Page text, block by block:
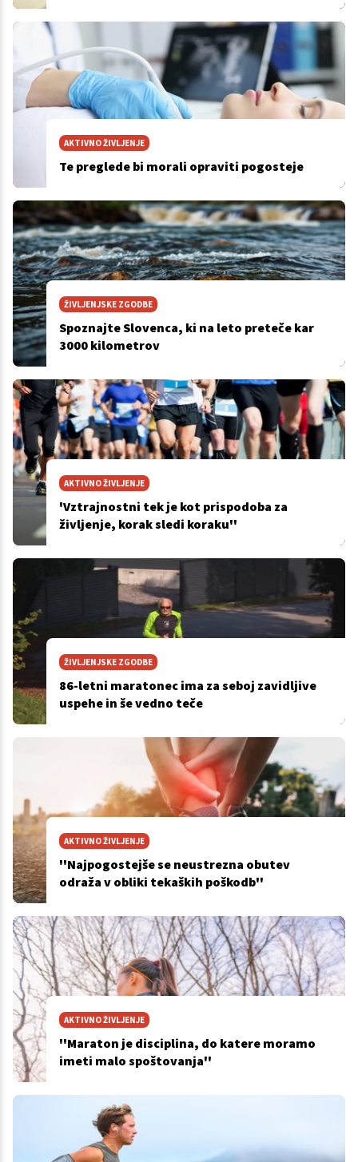
AKTIVNO ŽIVLJENJE
Te preglede bi morali opraviti pogosteje
ŽIVLJENJSKE ZGODBE
Spoznajte Slovenca, ki na leto preteče kar
3000 kilometrov
AKTIVNO ŽIVLJENJE
'Vztrajnostni tek je kot prispodoba za
življenje, korak sledi koraku''
ŽIVLJENJSKE ZGODBE
86-letni maratonec ima za seboj zavidljive
uspehe in še vedno teče
AKTIVNO ŽIVLJENJE
''Najpogostejše se neustrezna obutev
odraža v obliki tekaških poškodb''
AKTIVNO ŽIVLJENJE
''Maraton je disciplina, do katere moramo
imeti malo spoštovanja''